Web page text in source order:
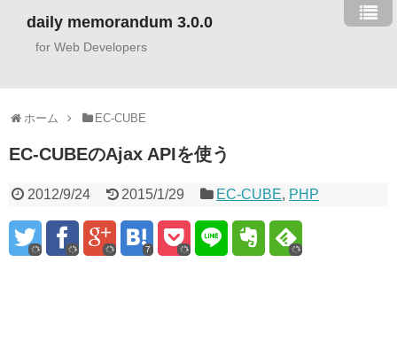
daily memorandum 3.0.0
for Web Developers
ホーム EC-CUBE
EC-CUBEのAjax APIを使う
2012/9/24 2015/1/29 EC-CUBE, PHP
7